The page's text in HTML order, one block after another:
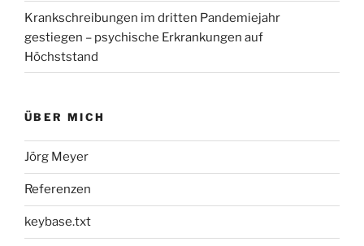
Krankschreibungen im dritten Pandemiejahr
gestiegen – psychische Erkrankungen auf
Höchststand
ÜBER MICH
Jörg Meyer
Referenzen
keybase.txt